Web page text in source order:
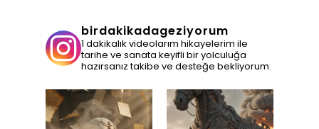
birdakikadageziyorum
1 dakikalık videolarım hikayelerim ile
tarihe ve sanata keyifli bir yolculuğa
hazırsanız takibe ve desteğe bekliyorum.